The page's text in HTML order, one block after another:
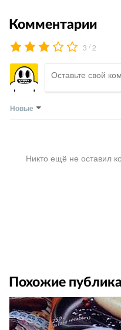
Комментарии
3 /2
Новые
Никто ещё не оставил
Похожие